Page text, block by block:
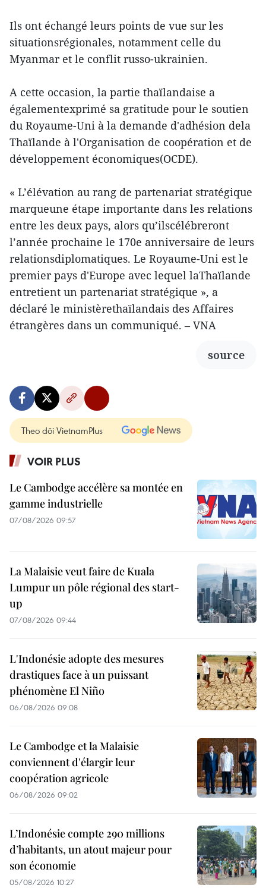
Ils ont échangé leurs points de vue sur les
situationsrégionales, notamment celle du
Myanmar et le conflit russo-ukrainien.
A cette occasion, la partie thaïlandaise a
égalementexprimé sa gratitude pour le soutien
du Royaume-Uni à la demande d'adhésion dela
Thaïlande à l'Organisation de coopération et de
développement économiques(OCDE).
« L’élévation au rang de partenariat stratégique
marqueune étape importante dans les relations
entre les deux pays, alors qu’ilscélébreront
l’année prochaine le 170e anniversaire de leurs
relationsdiplomatiques. Le Royaume-Uni est le
premier pays d'Europe avec lequel laThaïlande
entretient un partenariat stratégique », a
déclaré le ministèrethaïlandais des Affaires
étrangères dans un communiqué. – VNA
source
Theo dõi VietnamPlus
VOIR PLUS
Le Cambodge accélère sa montée en
gamme industrielle
07/08/2026 09:57
La Malaisie veut faire de Kuala
Lumpur un pôle régional des start-
up
07/08/2026 09:44
L'Indonésie adopte des mesures
drastiques face à un puissant
phénomène El Niño
06/08/2026 09:08
Le Cambodge et la Malaisie
conviennent d'élargir leur
coopération agricole
06/08/2026 09:02
L’Indonésie compte 290 millions
d’habitants, un atout majeur pour
son économie
05/08/2026 10:27